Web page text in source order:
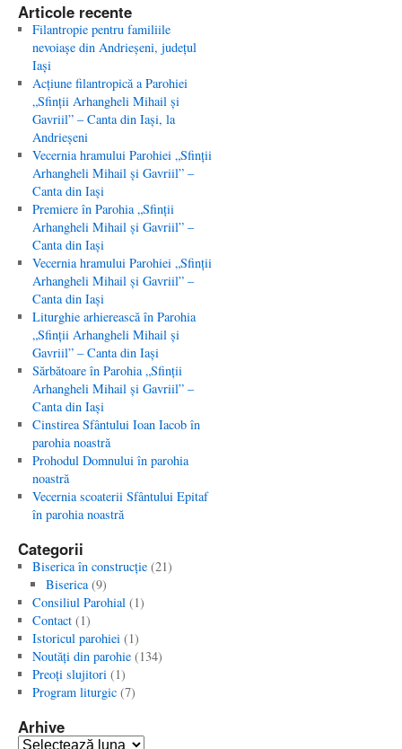
Articole recente
Filantropie pentru familiile
nevoiaşe din Andrieşeni, judeţul
Iaşi
Acţiune filantropică a Parohiei
„Sfinţii Arhangheli Mihail şi
Gavriil” – Canta din Iaşi, la
Andrieşeni
Vecernia hramului Parohiei „Sfinţii
Arhangheli Mihail şi Gavriil” –
Canta din Iaşi
Premiere în Parohia „Sfinţii
Arhangheli Mihail şi Gavriil” –
Canta din Iaşi
Vecernia hramului Parohiei „Sfinţii
Arhangheli Mihail şi Gavriil” –
Canta din Iaşi
Liturghie arhierească în Parohia
„Sfinţii Arhangheli Mihail şi
Gavriil” – Canta din Iaşi
Sărbătoare în Parohia „Sfinţii
Arhangheli Mihail şi Gavriil” –
Canta din Iaşi
Cinstirea Sfântului Ioan Iacob în
parohia noastră
Prohodul Domnului în parohia
noastră
Vecernia scoaterii Sfântului Epitaf
în parohia noastră
Categorii
Biserica în construcţie(21)
Biserica(9)
Consiliul Parohial(1)
Contact(1)
Istoricul parohiei(1)
Noutăţi din parohie(134)
Preoţi slujitori(1)
Program liturgic(7)
Arhive
Arhive